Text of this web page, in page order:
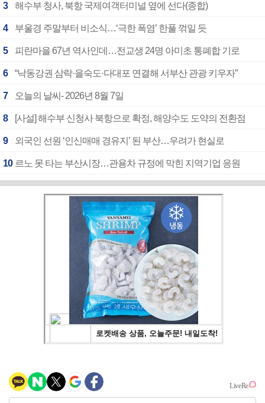
3 해수부 청사, 북항 국제여객터미널 옆에 선다(종합)
4 부울경 주말부터 비소식…‘극한 폭염’ 한풀 꺾일 듯
5 피란마을 67년 역사인데…전교생 24명 아미초 통폐합 기로
6 “낙동강권 삼락·을숙도·다대포 연결해 서부산 관광 키우자”
7 오늘의 날씨- 2026년 8월 7일
8 [사설] 해수부 신청사 북항으로 확정, 해양수도 도약의 전환점
9 외국인 선원 ‘인신매매 경유지’ 된 부산…우려가 현실로
10 르노 못 타는 부산시장…관용차 규정에 막힌 지역기업 응원